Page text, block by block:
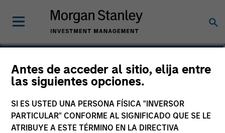
Antes de acceder al sitio, elija entre
las siguientes opciones.
SI ES USTED UNA PERSONA FÍSICA "INVERSOR
PARTICULAR" CONFORME AL SIGNIFICADO QUE SE LE
ATRIBUYE A ESTE TÉRMINO EN LA DIRECTIVA
Maria T. Vellante
Executive Director